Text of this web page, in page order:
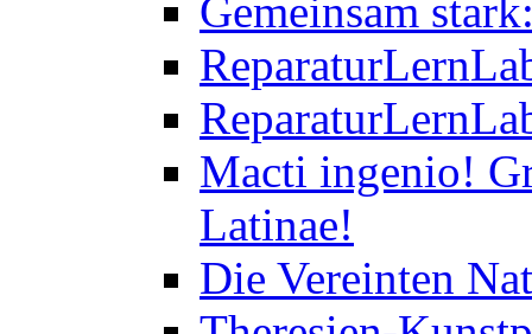
Gemeinsam
Macti ingenio!
Latinae!
Die Vereinten